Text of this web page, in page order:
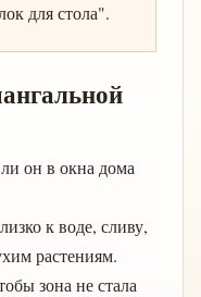
для стола".
он в окна дома
к воде, сливу,
растениям.
зона не стала